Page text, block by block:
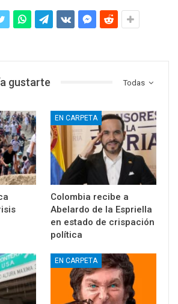
Todas
gustarte
EN CARPETA
Colombia recibe a
Abelardo de la Espriella
en estado de crispación
política
EN CARPETA